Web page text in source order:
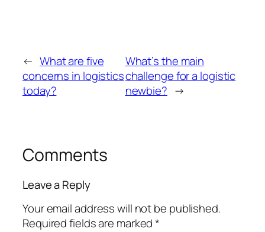
← What are five
concerns in logistics
today?
What’s the main
challenge for a logistic
newbie? →
Comments
Leave a Reply
Your email address will not be published.
Required fields are marked*